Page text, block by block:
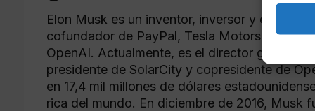
Elon Musk es un inventor, inversor y
cofundador de PayPal, Tesla Motors,
OpenAI. Actualmente, es el director general
presidente de SolarCity y copresidente de
en 17,4 mil millones de dólares
rica del mundo. En diciembre de 2016, Musk